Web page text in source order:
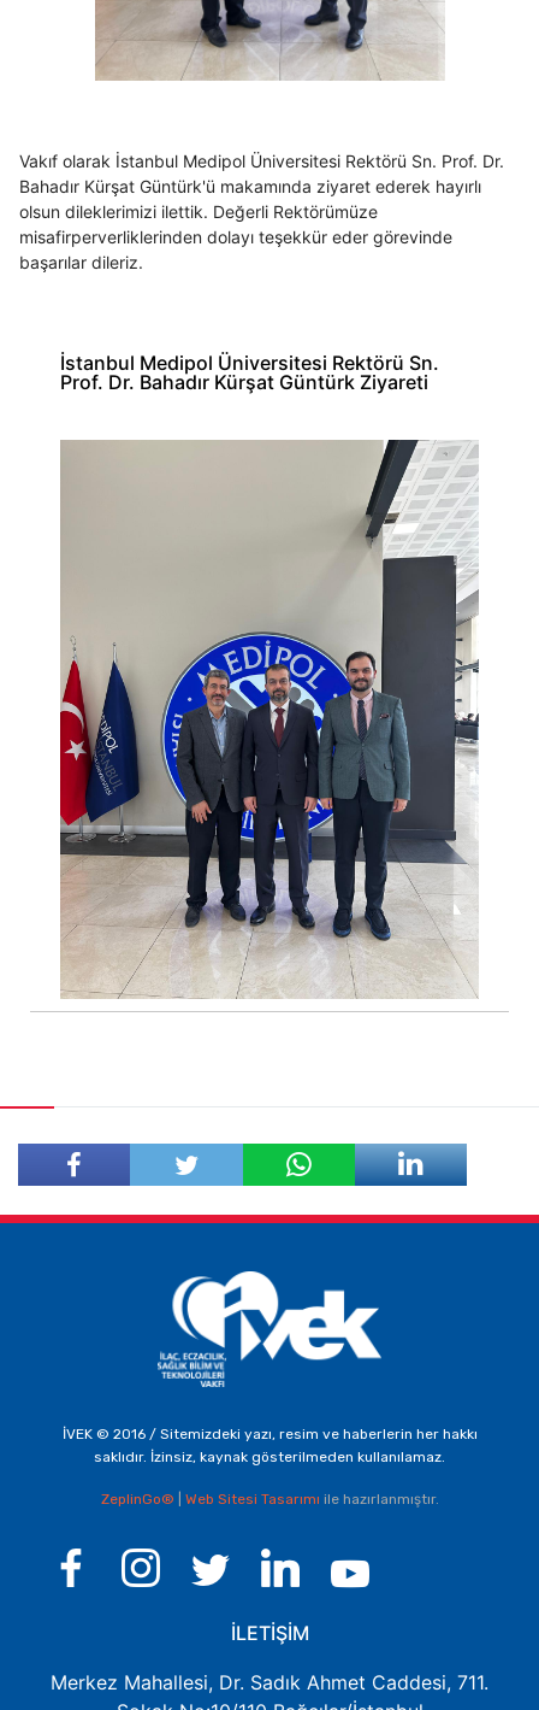
Vakıf olarak İstanbul Medipol Üniversitesi Rektörü Sn. Prof. Dr.
Bahadır Kürşat Güntürk'ü makamında ziyaret ederek hayırlı
olsun dileklerimizi ilettik. Değerli Rektörümüze
misafirperverliklerinden dolayı teşekkür eder görevinde
başarılar dileriz.
İstanbul Medipol Üniversitesi Rektörü Sn.
Prof. Dr. Bahadır Kürşat Güntürk Ziyareti
İVEK © 2016 / Sitemizdeki yazı, resim ve haberlerin her hakkı
saklıdır. İzinsiz, kaynak gösterilmeden kullanılamaz.
ZeplinGo® Web Sitesi Tasarımı ile hazırlanmıştır.
İLETİŞİM
Merkez Mahallesi, Dr. Sadık Ahmet Caddesi, 711.